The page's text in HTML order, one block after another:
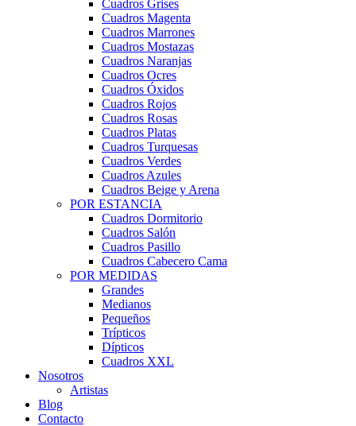
Cuadros Grises
Cuadros Magenta
Cuadros Marrones
Cuadros Mostazas
Cuadros Naranjas
Cuadros Ocres
Cuadros Óxidos
Cuadros Rojos
Cuadros Rosas
Cuadros Platas
Cuadros Turquesas
Cuadros Verdes
Cuadros Azules
Cuadros Beige y Arena
POR ESTANCIA
Cuadros Dormitorio
Cuadros Salón
Cuadros Pasillo
Cuadros Cabecero Cama
POR MEDIDAS
Grandes
Medianos
Pequeños
Trípticos
Dípticos
Cuadros XXL
Nosotros
Artistas
Blog
Contacto